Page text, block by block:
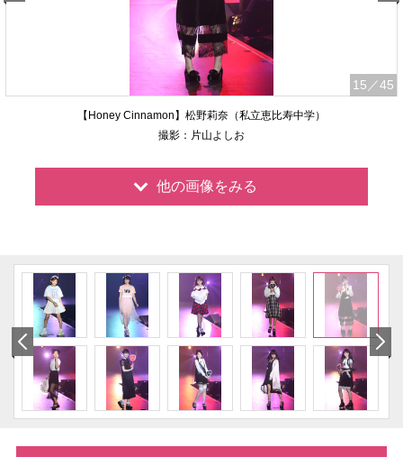
15 ／45
【Honey Cinnamon】松野莉奈（私立恵比寿中学）
撮影：片山よしお
他の画像をみる